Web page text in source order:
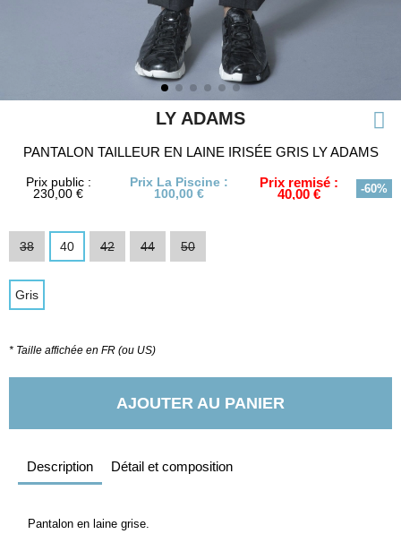
LY ADAMS
PANTALON TAILLEUR EN LAINE IRISÉE GRIS LY ADAMS
Prix public :
230,00 €
Prix La Piscine :
100,00 €
Prix remisé :
40,00 € -60%
38 40 42 44 50
Gris
* Taille affichée en FR (ou US)
AJOUTER AU PANIER
Description Détail et composition
Pantalon en laine grise.